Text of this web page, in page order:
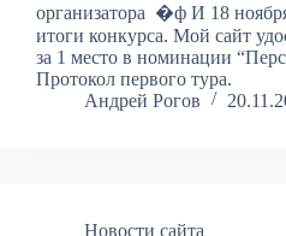
организатора �ф И 18
итоги конкурса. Мой сайт
за 1 место в номинации
Протокол первого тура.
Андрей Рогов
Новости сайта